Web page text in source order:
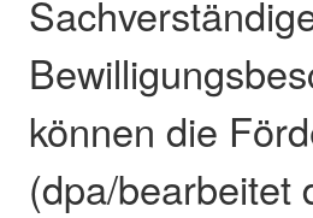
können die
(dpa/bearbeitet